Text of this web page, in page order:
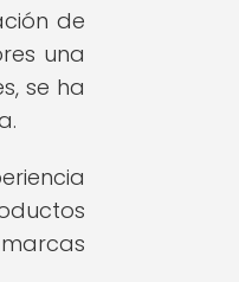
de
una
se ha